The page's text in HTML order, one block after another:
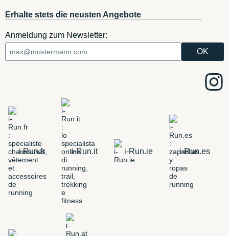
Erhalte stets die neusten Angebote
Anmeldung zum Newsletter:
i-Run.fr i-Run.it i-Run.ie i-Run.es